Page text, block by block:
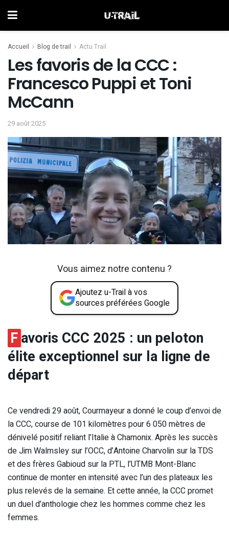
Accueil Blog de trail Actu Trail
Les favoris de la CCC :
Francesco Puppi et Toni
McCann
29 août 2025
Vous aimez notre contenu ?
Ajoutez u-Trail à vos
sources préférées Google
Favoris CCC 2025 : un peloton
élite exceptionnel sur la ligne de
départ
Ce vendredi 29 août, Courmayeur a donné le coup d’envoi de
la CCC, course de 101 kilomètres pour 6 050 mètres de
dénivelé positif reliant l’Italie à Chamonix. Après les succès
de Jim Walmsley sur l’OCC, d’Antoine Charvolin sur la TDS
et des frères Gabioud sur la PTL, l’UTMB Mont-Blanc
continue de monter en intensité avec l’un des plateaux les
plus relevés de la semaine. Et cette année, la CCC promet
un duel d’anthologie chez les hommes comme chez les
femmes.